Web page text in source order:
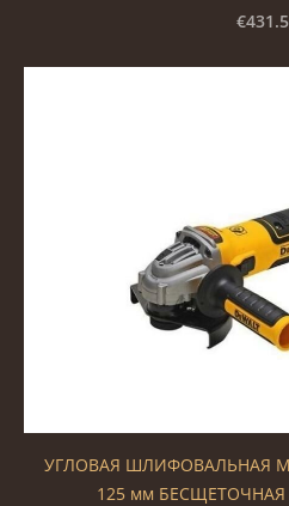
УГЛОВАЯ ШЛИФОВАЛЬНАЯ
125 мм БЕСЩЕТОЧНАЯ